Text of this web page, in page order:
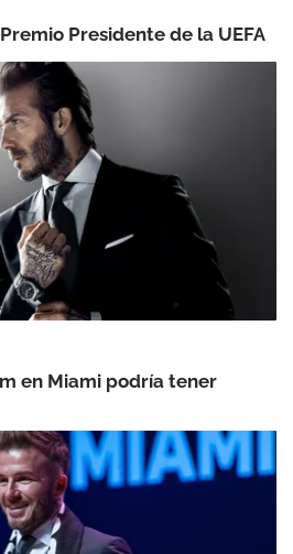
Presidente de la UEFA
en Miami podría tener